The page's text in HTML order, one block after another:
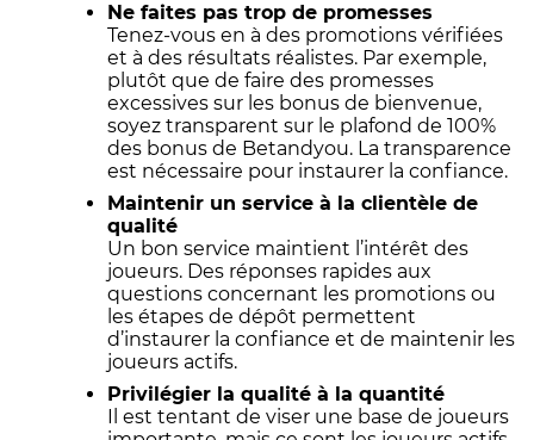
Ne faites pas trop de promesses
Tenez-vous en à des promotions vérifiées
et à des résultats réalistes. Par exemple,
plutôt que de faire des promesses
excessives sur les bonus de bienvenue,
soyez transparent sur le plafond de 100%
des bonus de Betandyou. La transparence
est nécessaire pour instaurer la confiance.
Maintenir un service à la clientèle de
qualité
Un bon service maintient l’intérêt des
joueurs. Des réponses rapides aux
questions concernant les promotions ou
les étapes de dépôt permettent
d’instaurer la confiance et de maintenir les
joueurs actifs.
Privilégier la qualité à la quantité
Il est tentant de viser une base de joueurs